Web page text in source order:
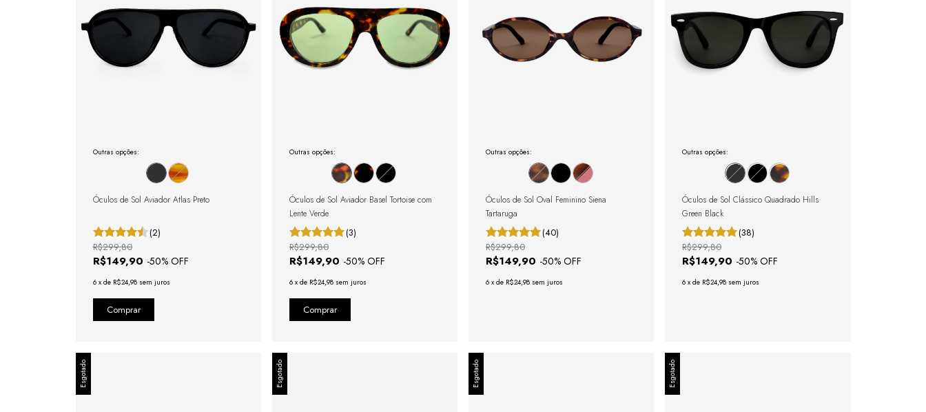
Outras opções:
Óculos de Sol Aviador Atlas Preto
(2)
R$149,90 -50% OFF
R$299,80
6 x de R$24,98 sem juros
Outras opções:
Óculos de Sol Aviador Basel Tortoise com
Lente Verde
(3)
R$149,90 -50% OFF
R$299,80
6 x de R$24,98 sem juros
Outras opções:
Óculos de Sol Oval Feminino Siena
Tartaruga
(40)
R$149,90 -50% OFF
R$299,80
6 x de R$24,98 sem juros
Outras opções:
Óculos de Sol Clássico Quadrado Hills
Green Black
(38)
R$149,90 -50% OFF
R$299,80
6 xde R$24,98 sem juros
Esgotado Esgotado Esgotado Esgotado